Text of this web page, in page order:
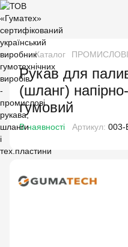
Каталог
Рукав для
(шланг)
гумовий
В наявності Артикул: 003-